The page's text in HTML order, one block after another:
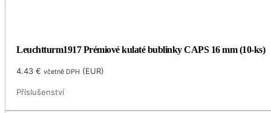
Leuchtturm1917 Prémiové kulaté bublinky CAPS 16 mm (10-ks)
4.43€ včetně DPH (EUR)
Příslušenství